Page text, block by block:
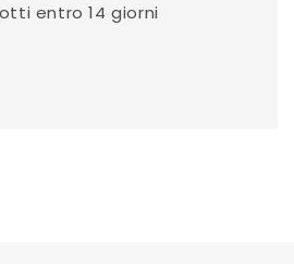
entro 14 giorni